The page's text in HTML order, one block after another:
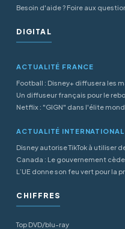
Besoin d'aide ? Foire aux
DIGITAL
ACTUALITÉ FRANCE
Football : Disney+ diffusera les
Un diffuseur français pour le
Netflix : "GIGN" dans l'élite
ACTUALITÉ INTERNATIONAL
Disney autorise TikTok à utiliser
Canada : Le gouvernement
L’UE donne son feu vert pour la
CHIFFRES
Top DVD/blu-ray